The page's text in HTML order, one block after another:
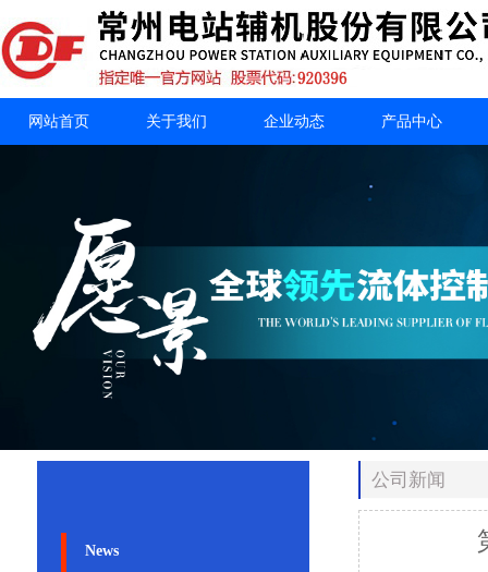
网站首页 关于我们 企业动态 产品中心
News
公司新闻